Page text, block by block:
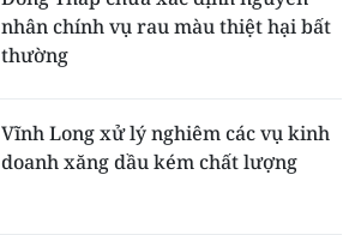
nhân chính vụ rau màu thiệt hại bất
thường
Vĩnh Long xử lý nghiêm các vụ kinh
doanh xăng dầu kém chất lượng